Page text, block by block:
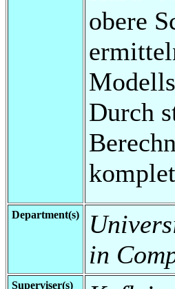
obere
Durch
Department(s)
in
Superviser(s)